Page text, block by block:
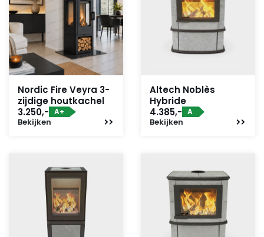
Nordic Fire Veyra 3-
zijdige houtkachel
3.250,- A+
Bekijken
Altech Noblès
Hybride
4.385,- A
Bekijken